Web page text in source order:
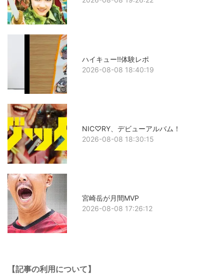
ハイキュー!!体験レポ
2026-08-08 18:40:19
NIC♡RY、デビューアルバム！
2026-08-08 18:30:15
宮崎岳が月間MVP
2026-08-08 17:26:12
【記事の利用について】